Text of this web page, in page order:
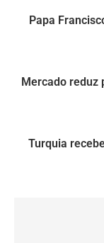
Papa
Mercado reduz
Turquia